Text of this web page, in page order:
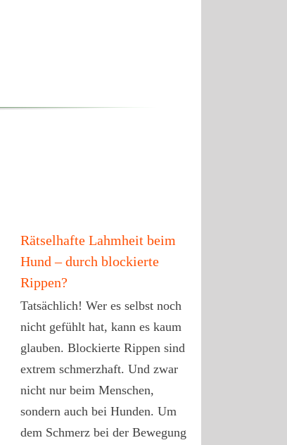
Rätselhafte Lahmheit beim
Hund – durch blockierte
Rippen?
Tatsächlich! Wer es selbst noch
nicht gefühlt hat, kann es kaum
glauben. Blockierte Rippen sind
extrem schmerzhaft. Und zwar
nicht nur beim Menschen,
sondern auch bei Hunden. Um
dem Schmerz bei der Bewegung